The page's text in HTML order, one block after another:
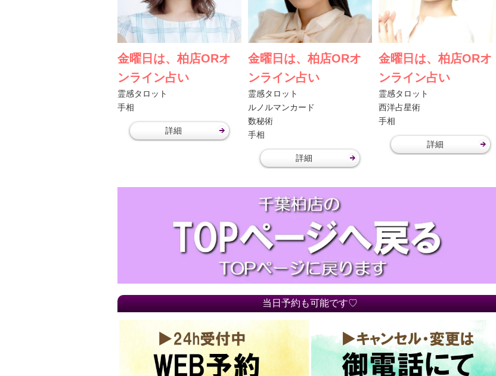
金曜日は、柏店ORオ
ンライン占い
霊感タロット
手相
詳細
金曜日は、柏店ORオ
ンライン占い
霊感タロット
ルノルマンカード
数秘術
手相
詳細
金曜日は、柏店ORオ
ンライン占い
霊感タロット
西洋占星術
手相
詳細
当日予約も可能です♡